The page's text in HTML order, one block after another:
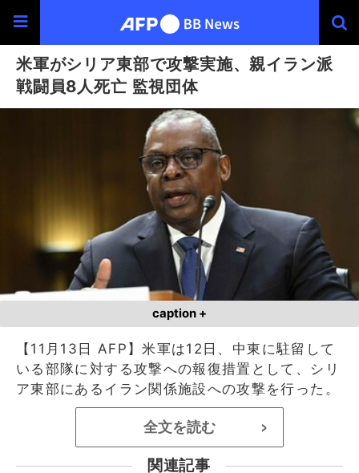
米軍がシリア東部で攻撃実施、親イラン派
戦闘員8人死亡 監視団体
caption +
【11月13日 AFP】米軍は12日、中東に駐留して
いる部隊に対する攻撃への報復措置として、シリ
ア東部にあるイラン関係施設への攻撃を行った。
全文を読む >
関連記事